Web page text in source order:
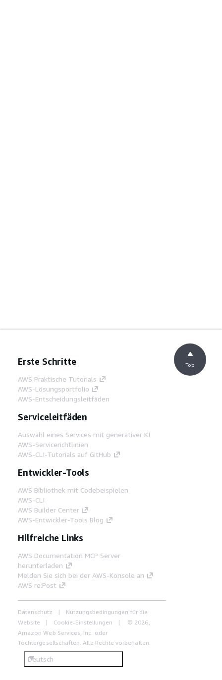
Erste Schritte
AWS Praktische Tutorials
AWS-Lösungsportfolio
AWS-Entscheidungsleitfäden
Serviceleitfäden
Auswahl eines Services mit generativer KI
AWS-Servicerichtlinien
AWS-CLI-Tutorials auf GitHub
Entwickler-Tools
AWS Bibliothek mit Codebeispielen
AWS-CLI
AWS Builder Center
AWS-Entwickler-Tools Blog
Hilfreiche Links
AWS Documentation MCP Server
herunterladen
Melden Sie sich bei der AWS-Konsole an
AWS re:Post
Datenschutz
Nutzungsbedingungen für die
Website
Cookie-Einstellungen
© 2026,
Amazon Web Services, Inc. oder
Tochtergesellschaften. Alle Rechte vorbehalten.
Deutsch
Top